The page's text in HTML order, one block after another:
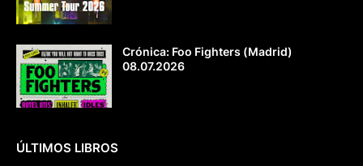
Crónica: Foo Fighters (Madrid)
08.07.2026
ÚLTIMOS LIBROS